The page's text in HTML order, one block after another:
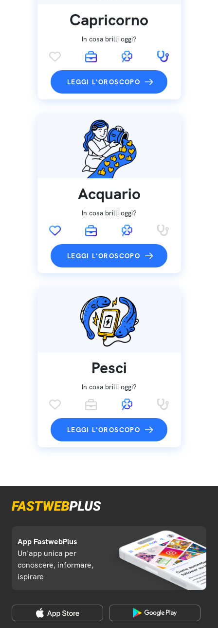
Capricorno
In cosa brilli oggi?
LEGGI L'OROSCOPO
Acquario
In cosa brilli oggi?
LEGGI L'OROSCOPO
Pesci
In cosa brilli oggi?
LEGGI L'OROSCOPO
App FastwebPlus
Un'app unica per
conoscere, informare,
ispirare